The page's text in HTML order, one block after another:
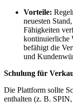
Vorteile:
neuesten
Fähigkeiten
kontinuierliche
befähigt die
und
Schulung für
Die Plattform sollte
enthalten (z. B.